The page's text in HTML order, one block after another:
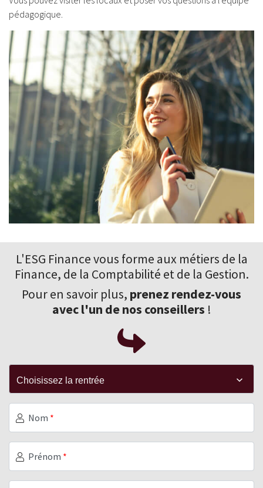
pédagogique.
L'ESG Finance vous forme aux métiers de la
Finance, de la Comptabilité et de la Gestion.
Pour en savoir plus, prenez rendez-vous
avec l'un de nos conseillers !
Nom *
Prénom *